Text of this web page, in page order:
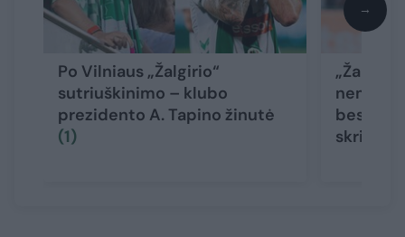
Po Vilniaus „Žalgirio“
sutriuškinimo – klubo
prezidento A. Tapino žinutė
(1)
skriejo
→